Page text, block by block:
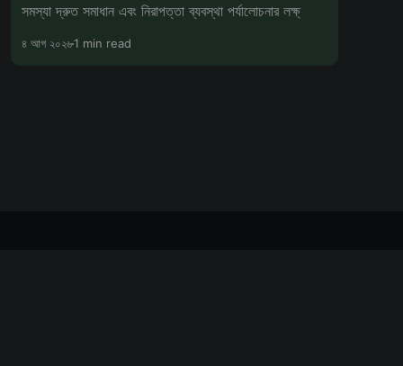
সমস্যা দ্রুত সমাধান এবং নিরাপত্তা ব্যবস্থা পর্যালোচনার লক্ষ্
৪ আগ ২০২৬1 min read